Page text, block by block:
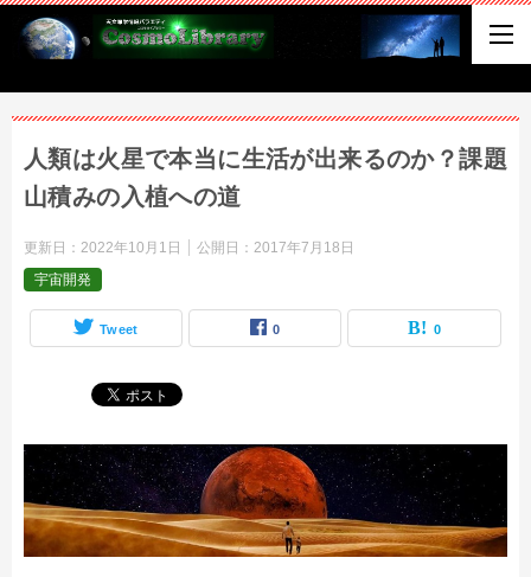
人類は火星で本当に生活が出来るのか？課題
山積みの入植への道
更新日： 2022年10月1日 公開日： 2017年7月18日
宇宙開発
Tweet 0 0